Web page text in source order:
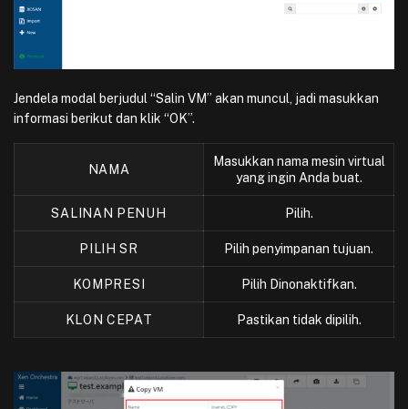
Jendela modal berjudul “Salin VM” akan muncul, jadi masukkan
informasi berikut dan klik “OK”.
NAMA
Masukkan nama mesin virtual
yang ingin Anda buat.
SALINAN PENUH Pilih.
PILIH SR Pilih penyimpanan tujuan.
KOMPRESI Pilih Dinonaktifkan.
KLON CEPAT Pastikan tidak dipilih.